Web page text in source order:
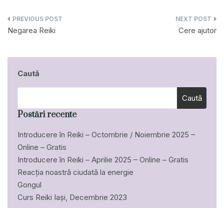
Navigare
articole
Negarea Reiki Cere ajutor
Caută
Caută
Postări recente
Introducere în Reiki – Octombrie / Noiembrie 2025 –
Online – Gratis
Introducere în Reiki – Aprilie 2025 – Online – Gratis
Reacția noastră ciudată la energie
Gongul
Curs Reiki Iași, Decembrie 2023